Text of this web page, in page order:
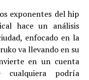
exponentes del hip
hace un análisis
enfocado en la
va llevando en su
en un cuenta
podría